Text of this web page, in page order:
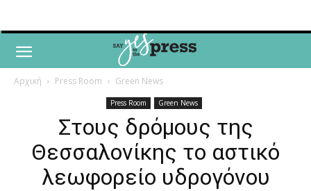
Αρχική Press Room Green News
Press Room Green News
Στους δρόμους της
Θεσσαλονίκης το αστικό
λεωφορείο υδρογόνου